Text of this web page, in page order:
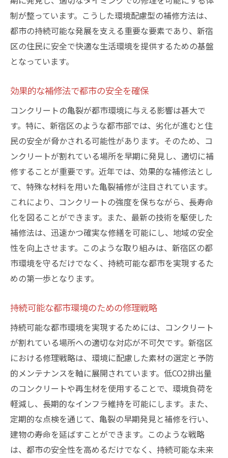
制が整っています。こうした環境配慮型の補修方法は、
都市の持続可能な発展を支える重要な要素であり、新宿
区の住民に安全で快適な生活環境を提供するための基盤
となっています。
効果的な補修法で都市の安全を確保
コンクリートの亀裂が都市環境に与える影響は甚大で
す。特に、新宿区のような都市部では、劣化が進むと住
民の安全が脅かされる可能性があります。そのため、コ
ンクリートが割れている場所を早期に発見し、適切に補
修することが重要です。近年では、効果的な補修法とし
て、特殊な材料を用いた亀裂補修が注目されています。
これにより、コンクリートの強度を保ちながら、長寿命
化を図ることができます。また、最新の技術を駆使した
補修法は、迅速かつ確実な修繕を可能にし、地域の安全
性を向上させます。このような取り組みは、新宿区の都
市環境を守るだけでなく、持続可能な都市を実現するた
めの第一歩となります。
持続可能な都市環境のための修理戦略
持続可能な都市環境を実現するためには、コンクリート
が割れている場所への適切な対応が不可欠です。新宿区
における修理戦略は、環境に配慮した素材の選定と予防
的メンテナンスを軸に展開されています。低CO2排出量
のコンクリートや再生材を使用することで、環境負荷を
軽減し、長期的なインフラ維持を可能にします。また、
定期的な点検を通じて、亀裂の早期発見と補修を行い、
建物の寿命を延ばすことができます。このような戦略
は、都市の安全性を高めるだけでなく、持続可能な未来